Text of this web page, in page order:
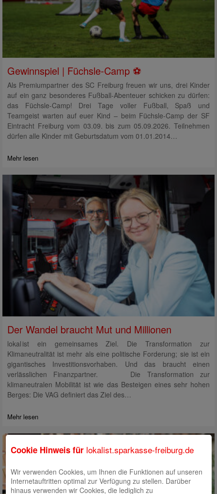
Gewinnspiel | Füchsle-Camp ⚽
Als Premiumpartner des SC Freiburg freuen wir uns, drei Kinder
auf ein ganz besonderes Fußball-Abenteuer schicken zu dürfen:
das Füchsle-Camp! Drei Tage voller Fußball, Spaß und
Teamgeist warten auf euer Kind – beim Füchsle-Camp der SF
Eintracht Freiburg vom 03.09. bis zum 05.09.2026. Teilnehmen
dürfen alle Kinder mit Geburtsdatum vom 01.01.2014…
Mehr lesen
Der Wandel braucht Mut und Millionen
lokal ist ein gemeinsames Ziel. Die Transformation zur
Klimaneutralität ist mehr als eine politische Forderung; sie ist ein
gigantisches Investitionsvorhaben. Und das braucht einen
verlässlichen Finanzpartner. Die Transformation zur
klimaneutralen Mobilität ist wie das Besteigen eines sehr hohen
Berges: Die VAG definiert das Ziel des…
Mehr lesen
Cookie Hinweis für lokalist.sparkasse-freiburg.de
Wir verwenden Cookies, um Ihnen die Funktionen auf unseren
Internetauftritten optimal zur Verfügung zu stellen. Darüber
hinaus verwenden wir Cookies, die lediglich zu